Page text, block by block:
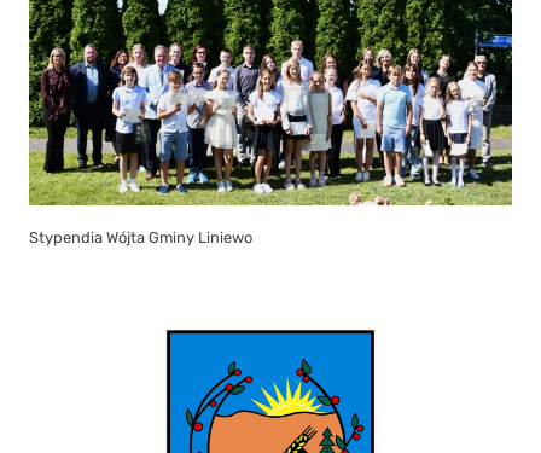
Stypendia Wójta Gminy Liniewo